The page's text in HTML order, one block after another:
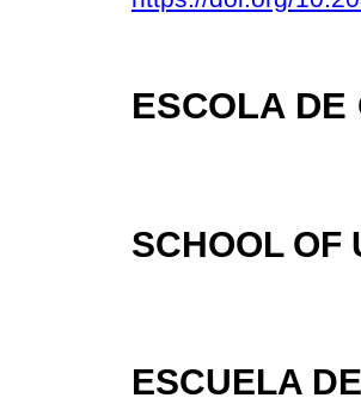
ESCOLA DE
SCHOOL OF
ESCUELA